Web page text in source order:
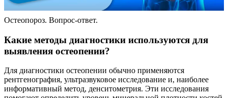
Остеопороз. Вопрос-ответ.
Какие методы диагностики используются для
выявления остеопении?
Для диагностики остеопении обычно применяются
рентгенография, ультразвуковое исследование и, наиболее
информативный метод, денситометрия. Эти исследования